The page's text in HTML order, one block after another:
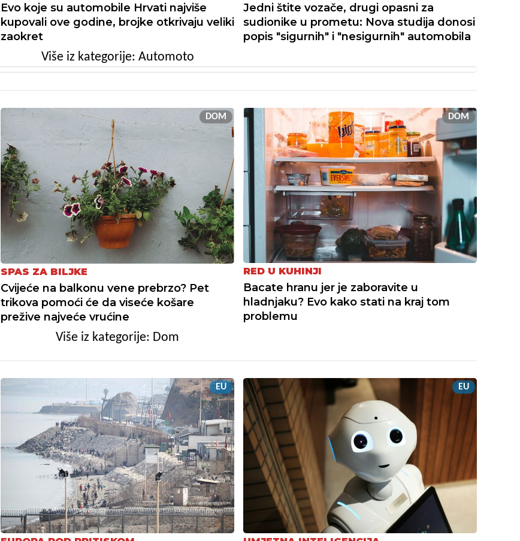
Evo koje su automobile Hrvati najviše
kupovali ove godine, brojke otkrivaju veliki
zaokret
Jedni štite vozače, drugi opasni za
sudionike u prometu: Nova studija donosi
popis "sigurnih" i "nesigurnih" automobila
Više iz kategorije: Automoto
DOM
SPAS ZA BILJKE
Cvijeće na balkonu vene prebrzo? Pet
trikova pomoći će da viseće košare
prežive najveće vrućine
DOM
RED U KUHINJI
Bacate hranu jer je zaboravite u
hladnjaku? Evo kako stati na kraj tom
problemu
Više iz kategorije: Dom
EU EU